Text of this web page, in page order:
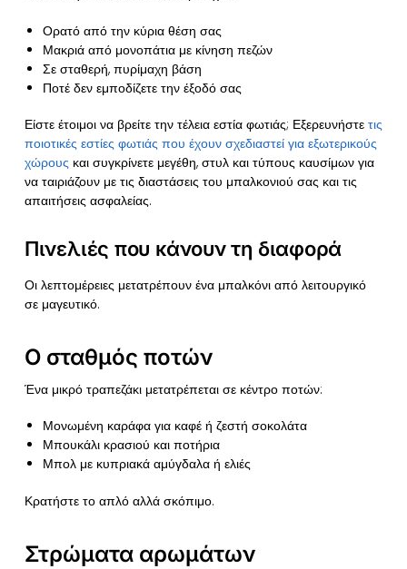
Ορατό από την κύρια θέση σας
Μακριά από μονοπάτια με κίνηση πεζών
Σε σταθερή, πυρίμαχη βάση
Ποτέ δεν εμποδίζετε την έξοδό σας
Είστε έτοιμοι να βρείτε την τέλεια εστία φωτιάς; Εξερευνήστε τις
ποιοτικές εστίες φωτιάς που έχουν σχεδιαστεί για εξωτερικούς
χώρουςκαι συγκρίνετε μεγέθη, στυλ και τύπους καυσίμων για
να ταιριάζουν με τις διαστάσεις του μπαλκονιού σας και τις
απαιτήσεις ασφαλείας.
Πινελιές που κάνουν τη διαφορά
Οι λεπτομέρειες μετατρέπουν ένα μπαλκόνι από λειτουργικό
σε μαγευτικό.
Ο σταθμός ποτών
Ένα μικρό τραπεζάκι μετατρέπεται σε κέντρο ποτών:
Μονωμένη καράφα για καφέ ή ζεστή σοκολάτα
Μπουκάλι κρασιού και ποτήρια
Μπολ με κυπριακά αμύγδαλα ή ελιές
Κρατήστε το απλό αλλά σκόπιμο.
Στρώματα αρωμάτων